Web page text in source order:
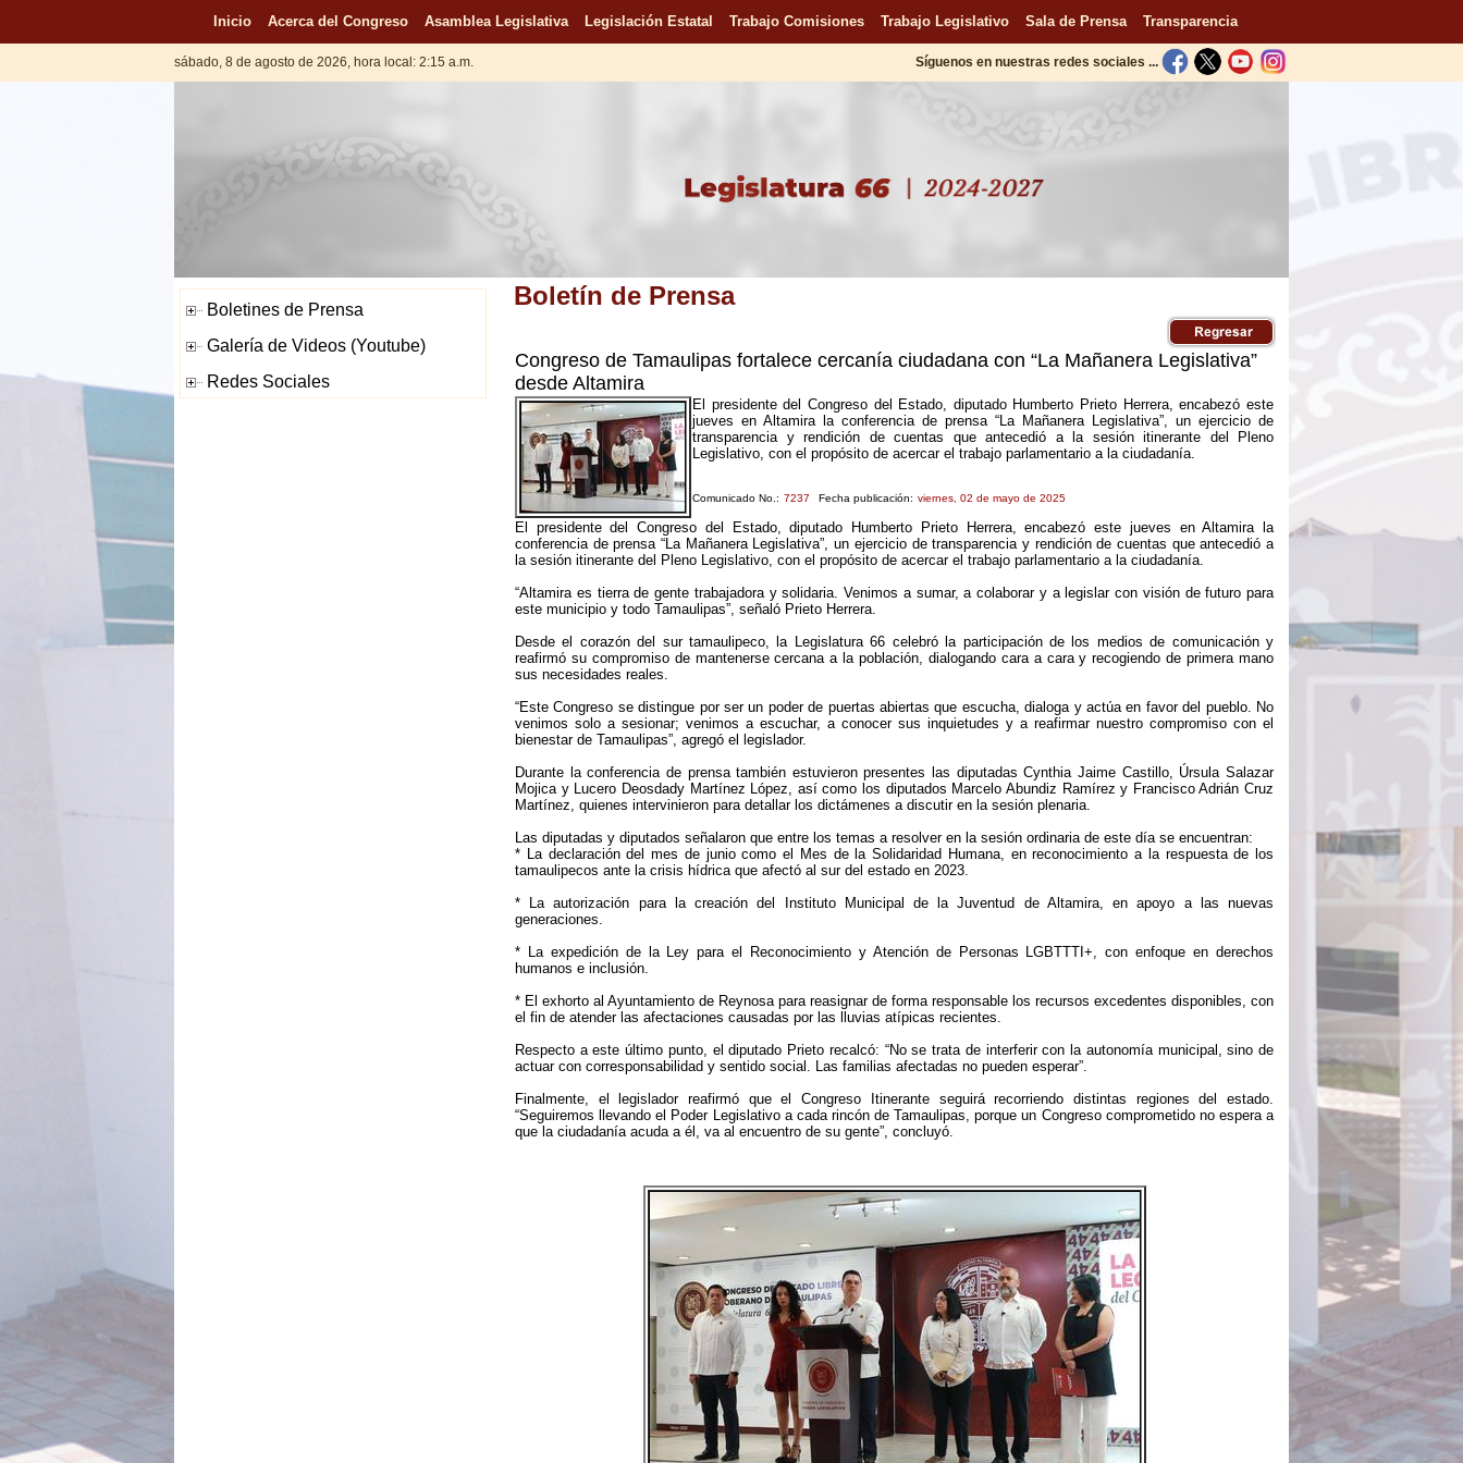
Inicio Acerca del Congreso Asamblea Legislativa Legislación Estatal Trabajo Comisiones Trabajo Legislativo Sala de Prensa Transparencia
sábado, 8 de agosto de 2026, hora local: 2:15 a.m. Síguenos en nuestras redes sociales ...
Boletín de Prensa
Congreso de Tamaulipas fortalece cercanía ciudadana con “La Mañanera Legislativa”
desde Altamira
El presidente del Congreso del Estado, diputado Humberto Prieto Herrera, encabezó este
jueves en Altamira la conferencia de prensa “La Mañanera Legislativa”, un ejercicio de
transparencia y rendición de cuentas que antecedió a la sesión itinerante del Pleno
Legislativo, con el propósito de acercar el trabajo parlamentario a la ciudadanía.
Comunicado No.: 7237 Fecha publicación: viernes, 02 de mayo de 2025
El presidente del Congreso del Estado, diputado Humberto Prieto Herrera, encabezó este jueves en Altamira la
conferencia de prensa “La Mañanera Legislativa”, un ejercicio de transparencia y rendición de cuentas que antecedió a
la sesión itinerante del Pleno Legislativo, con el propósito de acercar el trabajo parlamentario a la ciudadanía.
“Altamira es tierra de gente trabajadora y solidaria. Venimos a sumar, a colaborar y a legislar con visión de futuro para
este municipio y todo Tamaulipas”, señaló Prieto Herrera.
Desde el corazón del sur tamaulipeco, la Legislatura 66 celebró la participación de los medios de comunicación y
reafirmó su compromiso de mantenerse cercana a la población, dialogando cara a cara y recogiendo de primera mano
sus necesidades reales.
“Este Congreso se distingue por ser un poder de puertas abiertas que escucha, dialoga y actúa en favor del pueblo. No
venimos solo a sesionar; venimos a escuchar, a conocer sus inquietudes y a reafirmar nuestro compromiso con el
bienestar de Tamaulipas”, agregó el legislador.
Durante la conferencia de prensa también estuvieron presentes las diputadas Cynthia Jaime Castillo, Úrsula Salazar
Mojica y Lucero Deosdady Martínez López, así como los diputados Marcelo Abundiz Ramírez y Francisco Adrián Cruz
Martínez, quienes intervinieron para detallar los dictámenes a discutir en la sesión plenaria.
Las diputadas y diputados señalaron que entre los temas a resolver en la sesión ordinaria de este día se encuentran:
* La declaración del mes de junio como el Mes de la Solidaridad Humana, en reconocimiento a la respuesta de los
tamaulipecos ante la crisis hídrica que afectó al sur del estado en 2023.
* La autorización para la creación del Instituto Municipal de la Juventud de Altamira, en apoyo a las nuevas
generaciones.
* La expedición de la Ley para el Reconocimiento y Atención de Personas LGBTTTI+, con enfoque en derechos
humanos e inclusión.
* El exhorto al Ayuntamiento de Reynosa para reasignar de forma responsable los recursos excedentes disponibles, con
el fin de atender las afectaciones causadas por las lluvias atípicas recientes.
Respecto a este último punto, el diputado Prieto recalcó: “No se trata de interferir con la autonomía municipal, sino de
actuar con corresponsabilidad y sentido social. Las familias afectadas no pueden esperar”.
Finalmente, el legislador reafirmó que el Congreso Itinerante seguirá recorriendo distintas regiones del estado.
“Seguiremos llevando el Poder Legislativo a cada rincón de Tamaulipas, porque un Congreso comprometido no espera a
que la ciudadanía acuda a él, va al encuentro de su gente”, concluyó.